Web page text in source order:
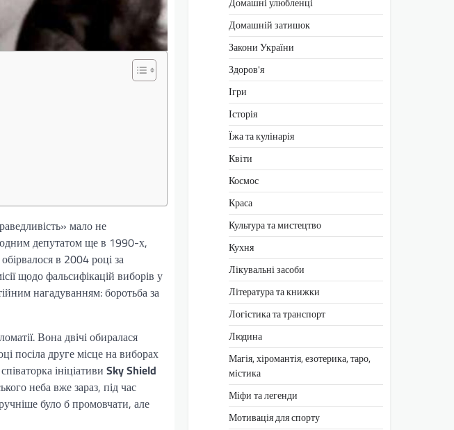
мало не
депутатом ще в 1990-х,
в 2004 році за
щодо фальсифікацій виборів у
нагадуванням: боротьба за
Вона двічі обиралася
посіла друге місце на виборах
ініціативи Sky Shield
неба вже зараз, під час
було б промовчати, але
Домашній затишок
Закони України
Здоров'я
Ігри
Історія
Їжа та кулінарія
Квіти
Космос
Краса
Культура та мистецтво
Кухня
Лікувальні засоби
Література та книжки
Логістика та транспорт
Людина
Магія, хіромантія, езотерика, таро,
містика
Міфи та легенди
Мотивація для спорту